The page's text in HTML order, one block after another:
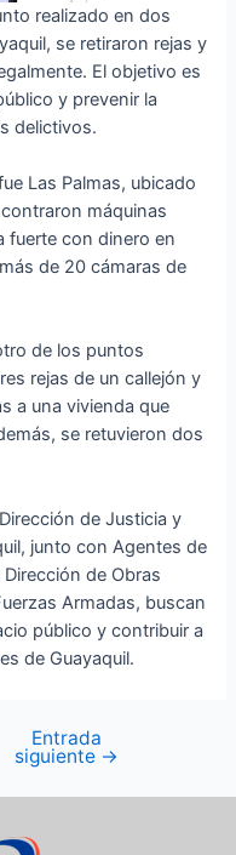
realizado en dos
se retiraron rejas y
El objetivo es
y prevenir la
delictivos.
Las Palmas, ubicado
máquinas
fuerte con dinero en
de 20 cámaras de
de los puntos
rejas de un callejón y
a una vivienda que
se retuvieron dos
de Justicia y
junto con Agentes de
de Obras
Armadas, buscan
público y contribuir a
de Guayaquil.
Entrada
siguiente →